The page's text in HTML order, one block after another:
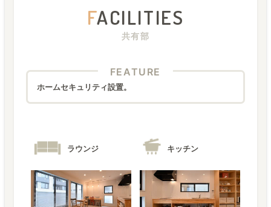
FACILITIES
共有部
FEATURE
ホームセキュリティ設置。
ラウンジ キッチン